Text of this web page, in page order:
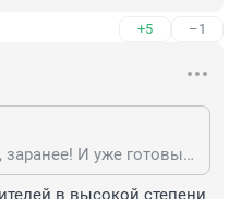
+5 –1
дома выпейте просекко, заранее! И уже готовым приходите)
в высокой степени